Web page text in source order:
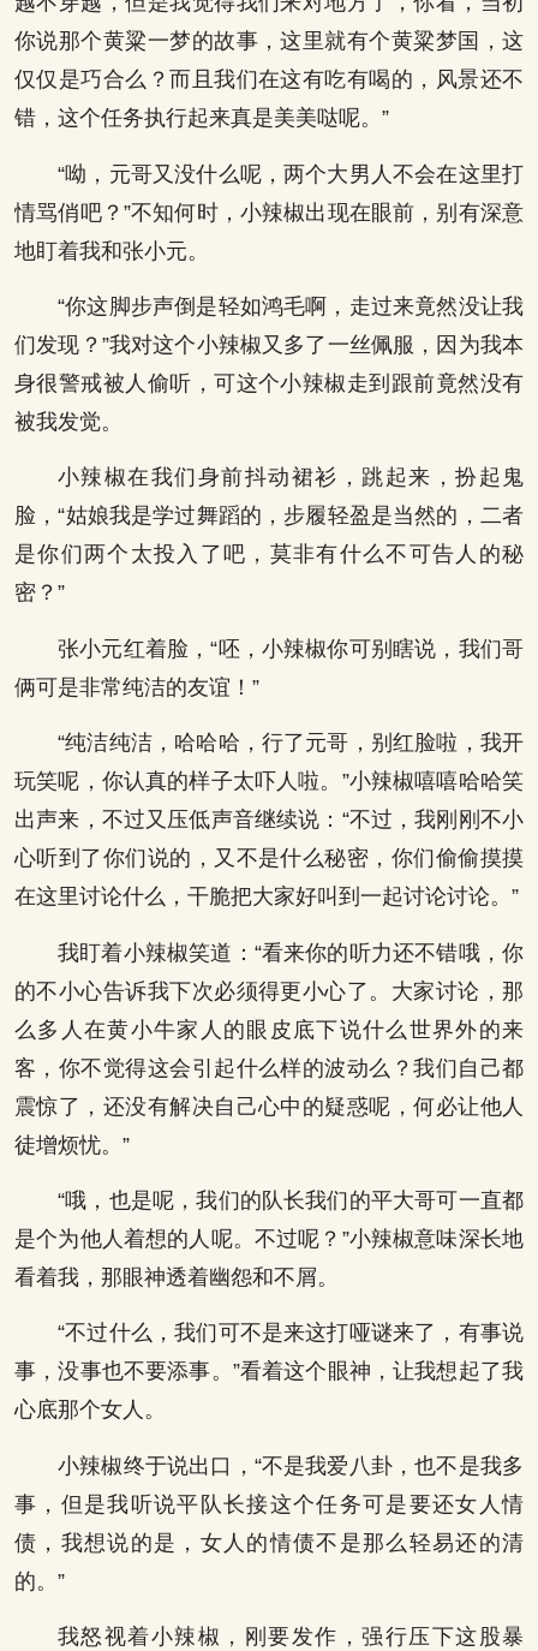
你说那个黄粱一梦的故事，这里就有个黄粱梦国，这
仅仅是巧合么？而且我们在这有吃有喝的，风景还不
错，这个任务执行起来真是美美哒呢。”
“呦，元哥又没什么呢，两个大男人不会在这里打
情骂俏吧？”不知何时，小辣椒出现在眼前，别有深意
地盯着我和张小元。
“你这脚步声倒是轻如鸿毛啊，走过来竟然没让我
们发现？”我对这个小辣椒又多了一丝佩服，因为我本
身很警戒被人偷听，可这个小辣椒走到跟前竟然没有
被我发觉。
小辣椒在我们身前抖动裙衫，跳起来，扮起鬼
脸，“姑娘我是学过舞蹈的，步履轻盈是当然的，二者
是你们两个太投入了吧，莫非有什么不可告人的秘
密？”
张小元红着脸，“呸，小辣椒你可别瞎说，我们哥
俩可是非常纯洁的友谊！”
“纯洁纯洁，哈哈哈，行了元哥，别红脸啦，我开
玩笑呢，你认真的样子太吓人啦。”小辣椒嘻嘻哈哈笑
出声来，不过又压低声音继续说：“不过，我刚刚不小
心听到了你们说的，又不是什么秘密，你们偷偷摸摸
在这里讨论什么，干脆把大家好叫到一起讨论讨论。”
我盯着小辣椒笑道：“看来你的听力还不错哦，你
的不小心告诉我下次必须得更小心了。大家讨论，那
么多人在黄小牛家人的眼皮底下说什么世界外的来
客，你不觉得这会引起什么样的波动么？我们自己都
震惊了，还没有解决自己心中的疑惑呢，何必让他人
徒增烦忧。”
“哦，也是呢，我们的队长我们的平大哥可一直都
是个为他人着想的人呢。不过呢？”小辣椒意味深长地
看着我，那眼神透着幽怨和不屑。
“不过什么，我们可不是来这打哑谜来了，有事说
事，没事也不要添事。”看着这个眼神，让我想起了我
心底那个女人。
小辣椒终于说出口，“不是我爱八卦，也不是我多
事，但是我听说平队长接这个任务可是要还女人情
债，我想说的是，女人的情债不是那么轻易还的清
的。”
我怒视着小辣椒，刚要发作，强行压下这股暴